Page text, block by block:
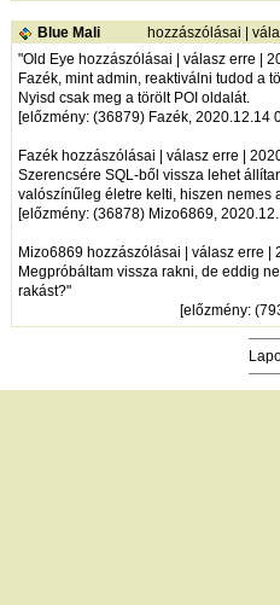
Blue Mali hozzászólásai |
"Old Eye hozzászólásai | válasz erre |
Fazék, mint admin, reaktiválni tudod a
Nyisd csak meg a törölt POI oldalát.
[előzmény: (36879) Fazék, 2020.12.14
Fazék hozzászólásai | válasz erre |
Szerencsére SQL-ből vissza lehet
valószínűleg életre kelti, hiszen nemes
[előzmény: (36878) Mizo6869,
Mizo6869 hozzászólásai | válasz erre |
Megpróbáltam vissza rakni, de eddig
rakást?"
[előzmény: